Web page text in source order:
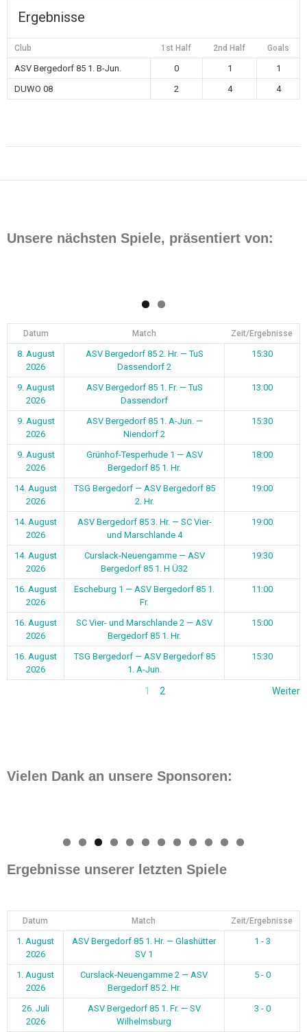
Ergebnisse
Club 1st Half 2nd Half Goals
ASV Bergedorf 85 1. B-Jun. 0 1
1
DUWO 08
2 4 4
Unsere nächsten Spiele, präsentiert von:
Datum Match Zeit/Ergebnisse
8. August
2026
ASV Bergedorf 85 2. Hr. — TuS
Dassendorf 2
15:30
9. August
2026
ASV Bergedorf 85 1. Fr. — TuS
Dassendorf
13:00
9. August
2026
ASV Bergedorf 85 1. A-Jun. —
Niendorf 2
15:30
9. August
2026
Grünhof-Tesperhude 1 — ASV
Bergedorf 85 1. Hr.
18:00
14. August
2026
TSG Bergedorf — ASV Bergedorf 85
2. Hr.
19:00
14. August
2026
ASV Bergedorf 85 3. Hr. — SC Vier-
und Marschlande 4
19:00
14. August
2026
Curslack-Neuengamme — ASV
Bergedorf 85 1. H Ü32
19:30
16. August
2026
Escheburg 1 — ASV Bergedorf 85 1.
Fr.
11:00
16. August
2026
SC Vier- und Marschlande 2 — ASV
Bergedorf 85 1. Hr.
15:00
16. August
2026
TSG Bergedorf — ASV Bergedorf 85
1. A-Jun.
15:30
1 2 Weiter
Vielen Dank an unsere Sponsoren:
0 1 2
Ergebnisse unserer letzten Spiele
Datum Match Zeit/Ergebnisse
1. August
2026
ASV Bergedorf 85 1. Hr. — Glashütter
SV 1
1 - 3
1. August
2026
Curslack-Neuengamme 2 — ASV
Bergedorf 85 2. Hr.
5 - 0
26. Juli
2026
ASV Bergedorf 85 1. Fr. — SV
Wilhelmsburg
3 - 0